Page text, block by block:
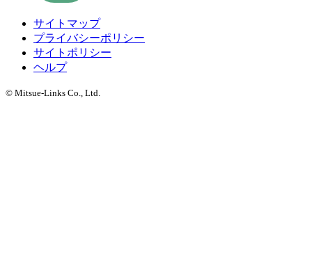
サイトマップ
プライバシーポリシー
サイトポリシー
ヘルプ
© Mitsue-Links Co., Ltd.